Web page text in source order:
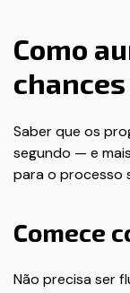
Como
Saber que os
segundo — e
para o processo
Comece
Não precisa ser